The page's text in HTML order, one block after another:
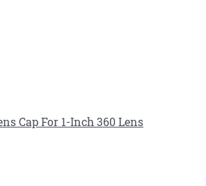
Cap For 1-Inch 360 Lens